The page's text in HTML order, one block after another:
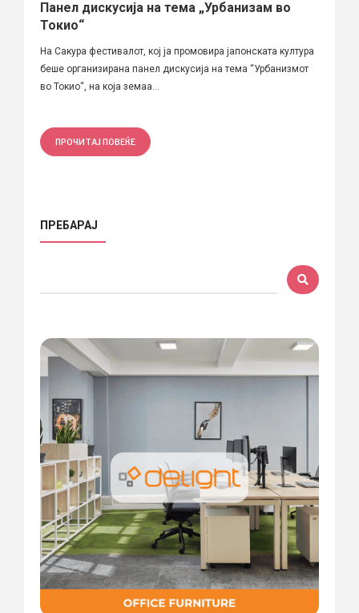
Панел дискусија на тема „Урбанизам во
Токио“
На Сакура фестивалот, кој ја промовира јапонската култура
беше организирана панел дискусија на тема “Урбанизмот
во Токио“, на која земаа...
ПРОЧИТАЈ ПОВЕЌЕ
ПРЕБАРАЈ